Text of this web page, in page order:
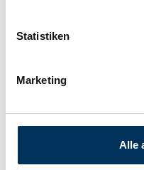
Statistiken
Marketing
Alle
Breite:
Höhe:
Hersteller: